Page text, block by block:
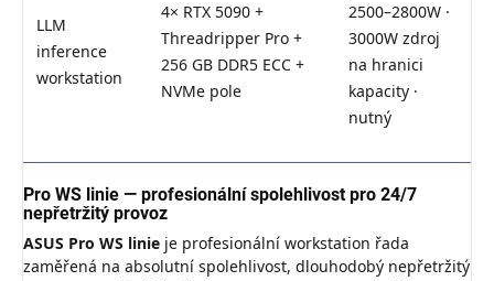
LLM
inference
workstation
4× RTX 5090 +
Threadripper Pro +
256 GB DDR5 ECC +
NVMe pole
2500–2800W ·
3000W zdroj
na hranici
kapacity ·
nutný
Pro WS linie — profesionální spolehlivost pro 24/7
nepřetržitý provoz
ASUS Pro WS linie je profesionální workstation řada
zaměřená na absolutní spolehlivost, dlouhodobý nepřetržitý